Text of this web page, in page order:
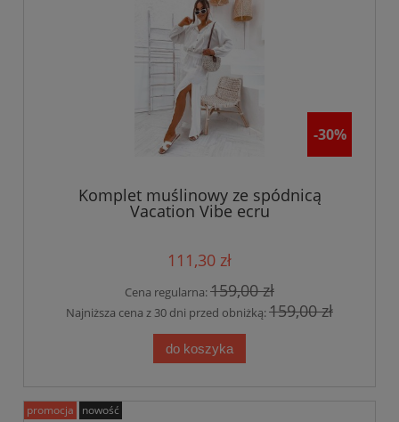
-30%
Komplet muślinowy ze spódnicą
Vacation Vibe ecru
111,30 zł
Cena regularna:159,00 zł
Najniższa cena z 30 dni przed obniżką:159,00 zł
do koszyka
promocja nowość